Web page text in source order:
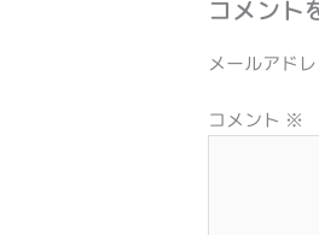
コメント
メールアド
コメント ※